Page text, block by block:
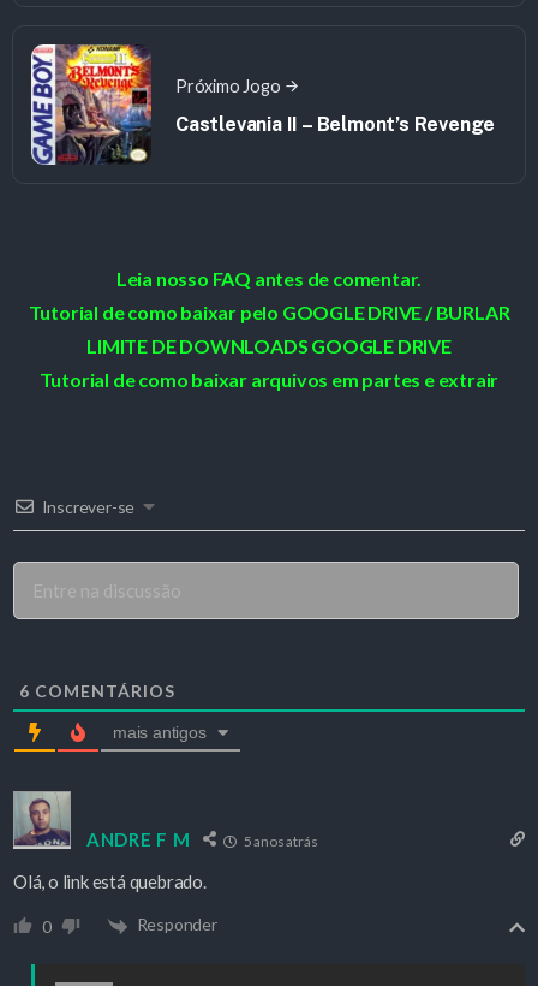
Próximo Jogo
Castlevania II – Belmont’s Revenge
Leia nosso FAQ antes de comentar.
Tutorial de como baixar pelo GOOGLE DRIVE / BURLAR
LIMITE DE DOWNLOADS GOOGLE DRIVE
Tutorial de como baixar arquivos em partes e extrair
Inscrever-se
6 COMENTÁRIOS
mais antigos
ANDRE F M 5 anos atrás
Olá, o link está quebrado.
0 Responder